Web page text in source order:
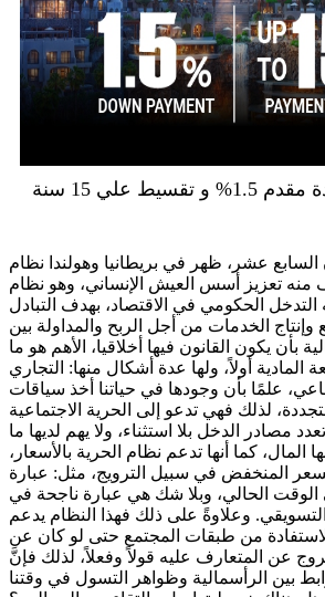
علي 15 سنة
السابع عشر، ظهر في بريطانيا وهولندا نظام
منه تعزيز أسس العيش الإنساني، وهو نظام
الحكومي في الاقتصاد، بهدف التبادل
وإنتاج الخدمات من أجل الربح والمداولة بين
بأن يكون القانون فيها أخلاقيا، الأهم هو ما
المادية أولاً، ولها عدة أشكال منها: التجاري
علمًا بأن وجودها في حياتنا أخذ سياقات
لذلك فهي تدعو إلى الحرية الاجتماعية
مصادر الدخل بلا استثناء، ولا يهم لديها ما
المال، كما أنها تدعم نظام الحرية بالأسعار،
المنخفض في سبيل الترويج، مثل: عبارة
الحالي، وبلا شك هي عبارة ناجحة في
وعلاوةً على ذلك فهذا النظام يدعم
من طبقات المجتمع حتى لو كان عن
عن المتعارف عليه قولاً وفعلاً، لذلك فإنَّ
بين الرأسمالية وظواهر التسول في وقتنا